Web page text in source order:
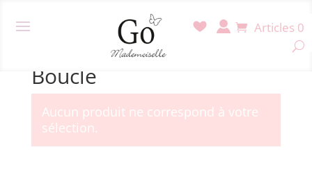
Articles 0
/ Produit Fermoir / Boucle
Boucle
Aucun produit ne correspond à votre
sélection.